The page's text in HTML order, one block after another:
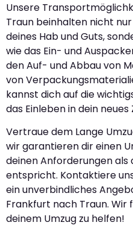
Unsere
Traun beinhalten nicht
deines Hab und Guts,
wie das Ein- und
den Auf- und Abbau von
von
kannst dich auf die
das Einleben in dein neues
Vertraue dem Lange
wir garantieren dir einen
deinen Anforderungen als
entspricht. Kontaktiere
ein unverbindliches
Frankfurt nach Traun. Wir
deinem Umzug zu helfen!